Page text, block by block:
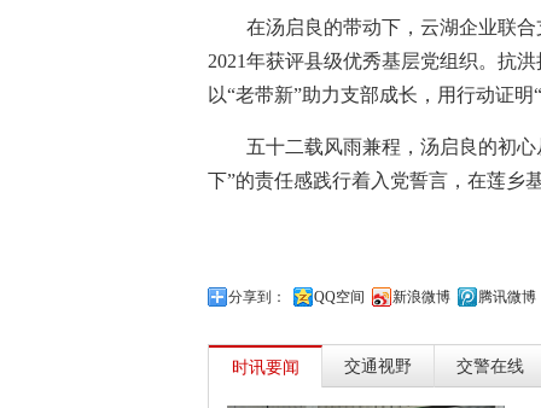
在汤启良的带动下，云湖企业联
2021年获评县级优秀基层党组织。抗
以“老带新”助力支部成长，用行动证
五十二载风雨兼程，汤启良的初
下”的责任感践行着入党誓言，在莲乡
分享到： QQ空间 新浪微博 腾讯微博
时讯要闻 交通视野 交警在线